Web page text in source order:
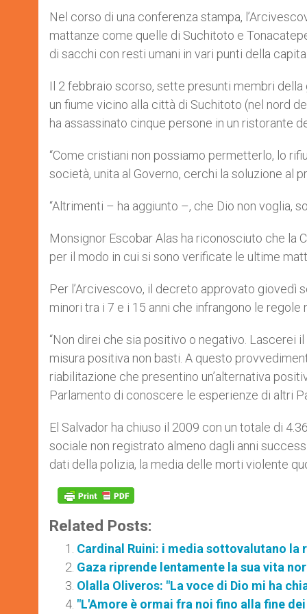
Nel corso di una conferenza stampa,
mattanze come quelle di Suchitoto e
di sacchi con resti umani in vari punti della
Il 2 febbraio scorso, sette presunti membri
un fiume vicino alla città di Suchitoto (nel nord
ha assassinato cinque persone in un ristorante
“Come cristiani non possiamo permetterlo, lo
società, unita al Governo, cerchi la soluzione al
“Altrimenti – ha aggiunto –, che Dio non voglia,
Monsignor Escobar Alas ha riconosciuto che la
per il modo in cui si sono verificate le ultime
Per l’Arcivescovo, il decreto approvato giovedì
minori tra i 7 e i 15 anni che infrangono le regole
“Non direi che sia positivo o negativo. Lascerei
misura positiva non basti. A questo
riabilitazione che presentino un’alternativa
Parlamento di conoscere le esperienze di altri
El Salvador ha chiuso il 2009 con un totale di
sociale non registrato almeno dagli anni
dati della polizia, la media delle morti violente
Related Posts:
Cardinal Ruini: i media sottovalutano la
Gaza riprende lentamente la sua vita
Olalla Oliveros: "La voce di Dio mi ha
"L'Amore è ormai fra noi fino alla fine